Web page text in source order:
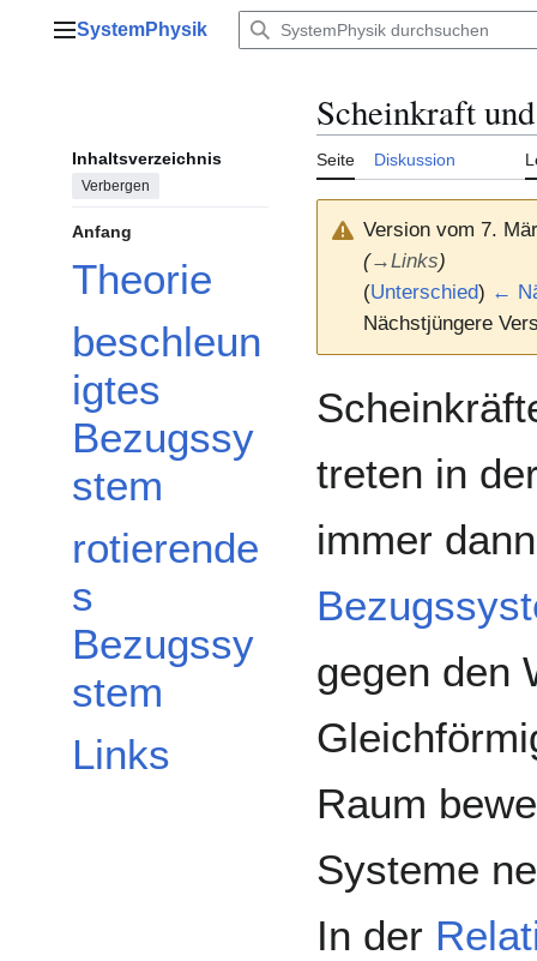
Hauptmenü
SystemPhysik
Inhaltsverzeichnis
Verbergen
Anfang
Theorie
beschleun
igtes
Bezugssy
stem
rotierende
s
Bezugssy
stem
Links
Scheinkraft
Seite Diskussion
Version vom 7.
(→Links)
(Unterschied) ←
Nächstjüngere
treten in
immer
gegen den
Raum
Systeme
In der